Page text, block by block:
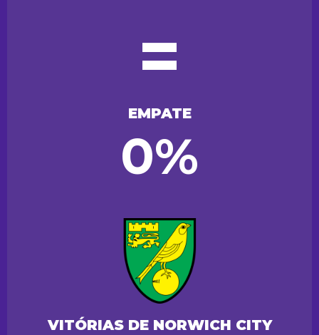
=
EMPATE
0%
VITÓRIAS DE NORWICH CITY